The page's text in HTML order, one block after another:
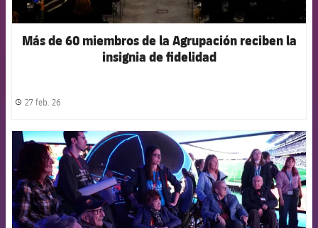
Más de 60 miembros de la Agrupación reciben la
insignia de fidelidad
label.share.clock
27 feb. 26
FCB Barcelona badge